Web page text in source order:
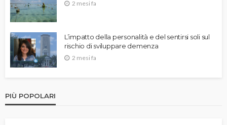
2 mesi fa
L’impatto della personalità e del sentirsi soli sul
rischio di sviluppare demenza
2 mesi fa
PIÙ POPOLARI